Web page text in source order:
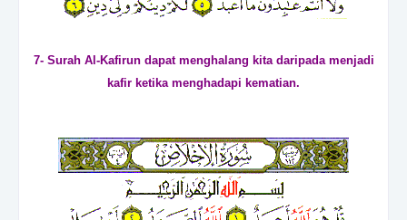
7- Surah Al-Kafirun dapat menghalang kita daripada menjadi
kafir ketika menghadapi kematian.